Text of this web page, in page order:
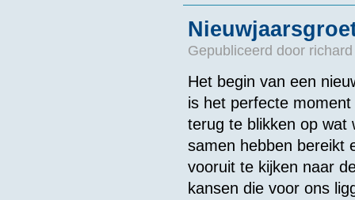
Gepubliceerd door
Het begin van een
is het perfecte moment
terug te blikken op wat
samen hebben bereikt
vooruit te kijken naar
kansen die voor ons